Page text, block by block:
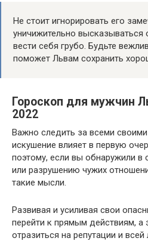
Не стоит игнорировать его
уничижительно высказываться
вести себя грубо. Будьте
поможет Львам сохранить
Гороскоп для мужчин
2022
Важно следить за всеми
искушение влияет в первую
поэтому, если вы обнаружили в
или разрушению чужих
такие мысли.
Развивая и усиливая свои
перейти к прямым действиям, а
отразиться на репутации и